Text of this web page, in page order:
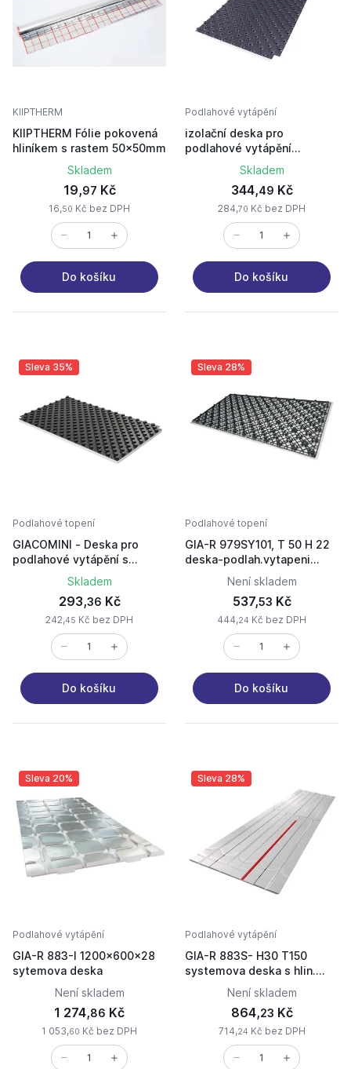
KIIPTHERM
KIIPTHERM Fólie pokovená
hliníkem s rastem 50x50mm
Skladem
19,97 Kč
16,50 Kč bez DPH
Do košíku
Podlahové vytápění
izolační deska pro
podlahové vytápění
Giacomini R 979 s
montážními výstupky T50
H55 1400x800mm
Skladem
344,49 Kč
284,70 Kč bez DPH
Do košíku
Sleva 35%
Podlahové topení
GIACOMINI - Deska pro
podlahové vytápění s
montážními výstupky
(140x80cm) T 50 H 30
Skladem
293,36 Kč
242,45 Kč bez DPH
Do košíku
Sleva 28%
Podlahové topení
GIA-R 979SY101, T 50 H 22
deska-podlah.vytapeni
1200x800
Není skladem
537,53 Kč
444,24 Kč bez DPH
Do košíku
Sleva 20%
Podlahové vytápění
GIA-R 883-I 1200x600x28
sytemova deska
Není skladem
1 274,86 Kč
1 053,60 Kč bez DPH
Sleva 28%
Podlahové vytápění
GIA-R 883S- H30 T150
systemova deska s hlin.
Není skladem
864,23 Kč
714,24 Kč bez DPH